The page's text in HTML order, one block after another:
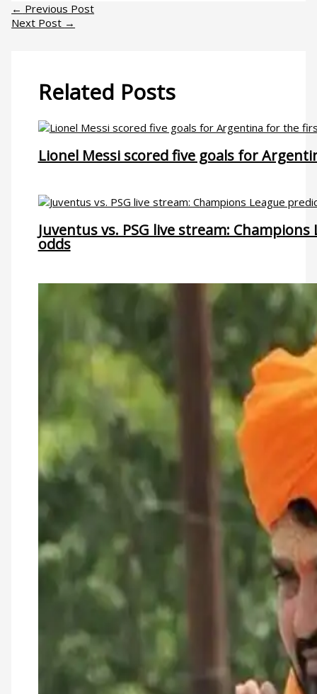
← Previous Post
Next Post →
Related Posts
Lionel Messi scored five goals for
Juventus vs. PSG live stream:
odds